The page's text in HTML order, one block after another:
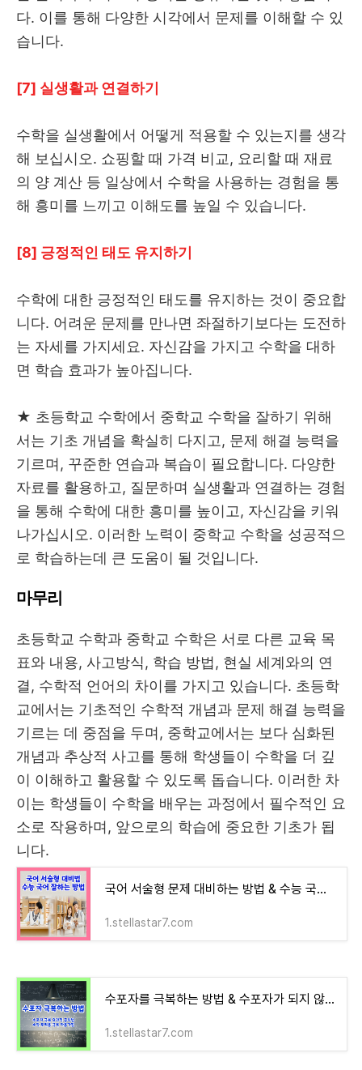
다. 이를 통해 다양한 시각에서 문제를 이해할 수 있
습니다.
[7] 실생활과 연결하기
수학을 실생활에서 어떻게 적용할 수 있는지를 생각
해 보십시오. 쇼핑할 때 가격 비교, 요리할 때 재료
의 양 계산 등 일상에서 수학을 사용하는 경험을 통
해 흥미를 느끼고 이해도를 높일 수 있습니다.
[8] 긍정적인 태도 유지하기
수학에 대한 긍정적인 태도를 유지하는 것이 중요합
니다. 어려운 문제를 만나면 좌절하기보다는 도전하
는 자세를 가지세요. 자신감을 가지고 수학을 대하
면 학습 효과가 높아집니다.
★ 초등학교 수학에서 중학교 수학을 잘하기 위해
서는 기초 개념을 확실히 다지고, 문제 해결 능력을
기르며, 꾸준한 연습과 복습이 필요합니다. 다양한
자료를 활용하고, 질문하며 실생활과 연결하는 경험
을 통해 수학에 대한 흥미를 높이고, 자신감을 키워
나가십시오. 이러한 노력이 중학교 수학을 성공적으
로 학습하는데 큰 도움이 될 것입니다.
마무리
초등학교 수학과 중학교 수학은 서로 다른 교육 목
표와 내용, 사고방식, 학습 방법, 현실 세계와의 연
결, 수학적 언어의 차이를 가지고 있습니다. 초등학
교에서는 기초적인 수학적 개념과 문제 해결 능력을
기르는 데 중점을 두며, 중학교에서는 보다 심화된
개념과 추상적 사고를 통해 학생들이 수학을 더 깊
이 이해하고 활용할 수 있도록 돕습니다. 이러한 차
이는 학생들이 수학을 배우는 과정에서 필수적인 요
소로 작용하며, 앞으로의 학습에 중요한 기초가 됩
니다.
국어 서술형 문제 대비하는 방법 & 수능 국어 잘하는 방법
1.stellastar7.com
수포자를 극복하는 방법 & 수포자가 되지 않기 위한 효과적인 공부법 & 수학에 대한 두려움 극복
1.stellastar7.com